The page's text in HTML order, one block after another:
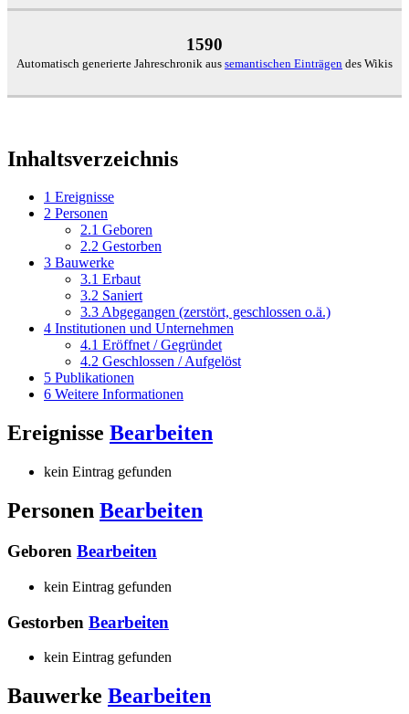
1590
Automatisch generierte Jahreschronik aus semantischen Einträgen des Wikis
Inhaltsverzeichnis
1 Ereignisse
2 Personen
2.1 Geboren
2.2 Gestorben
3 Bauwerke
3.1 Erbaut
3.2 Saniert
3.3Abgegangen (zerstört, geschlossen o.ä.)
4 Institutionen und Unternehmen
4.1 Eröffnet / Gegründet
4.2 Geschlossen / Aufgelöst
5 Publikationen
6 Weitere Informationen
Ereignisse Bearbeiten
kein Eintrag gefunden
Personen Bearbeiten
Geboren Bearbeiten
kein Eintrag gefunden
Gestorben Bearbeiten
kein Eintrag gefunden
Bauwerke Bearbeiten